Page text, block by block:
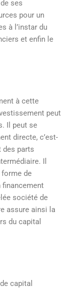
ses
pour un
à l’instar du
et enfin le
à cette
peut
Il peut se
directe, c’est-
des parts
Il
de
financement
société de
assure ainsi la
du capital
capital